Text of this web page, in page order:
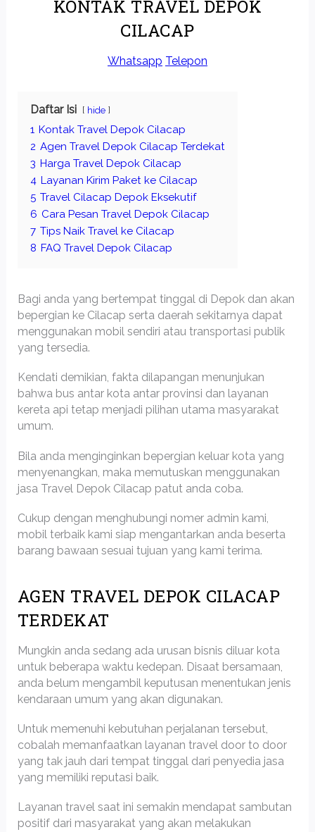
KONTAK TRAVEL DEPOK
CILACAP
Whatsapp Telepon
Daftar Isi hide
1 Kontak Travel Depok Cilacap
2 Agen Travel Depok Cilacap Terdekat
3 Harga Travel Depok Cilacap
4 Layanan Kirim Paket ke Cilacap
5 Travel Cilacap Depok Eksekutif
6 Cara Pesan Travel Depok Cilacap
7 Tips Naik Travel ke Cilacap
8 FAQ Travel Depok Cilacap
Bagi anda yang bertempat tinggal di Depok dan akan
bepergian ke Cilacap serta daerah sekitarnya dapat
menggunakan mobil sendiri atau transportasi publik
yang tersedia.
Kendati demikian, fakta dilapangan menunjukan
bahwa bus antar kota antar provinsi dan layanan
kereta api tetap menjadi pilihan utama masyarakat
umum.
Bila anda menginginkan bepergian keluar kota yang
menyenangkan, maka memutuskan menggunakan
jasa Travel Depok Cilacap patut anda coba.
Cukup dengan menghubungi nomer admin kami,
mobil terbaik kami siap mengantarkan anda beserta
barang bawaan sesuai tujuan yang kami terima.
AGEN TRAVEL DEPOK CILACAP
TERDEKAT
Mungkin anda sedang ada urusan bisnis diluar kota
untuk beberapa waktu kedepan. Disaat bersamaan,
anda belum mengambil keputusan menentukan jenis
kendaraan umum yang akan digunakan.
Untuk memenuhi kebutuhan perjalanan tersebut,
cobalah memanfaatkan layanan travel door to door
yang tak jauh dari tempat tinggal dari penyedia jasa
yang memiliki reputasi baik.
Layanan travel saat ini semakin mendapat sambutan
positif dari masyarakat yang akan melakukan